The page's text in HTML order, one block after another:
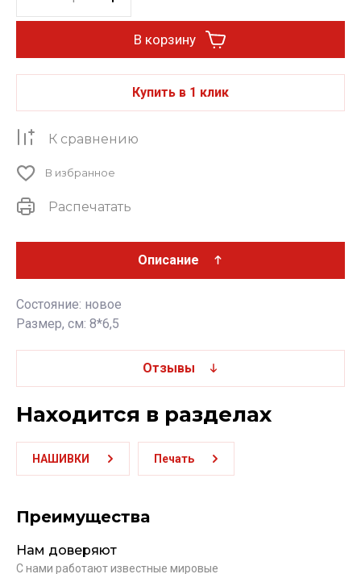
В корзину
Купить в 1 клик
К сравнению
В избранное
Распечатать
Описание
Состояние: новое
Размер, см: 8*6,5
Отзывы
Находится в разделах
НАШИВКИ Печать
Преимущества
Нам доверяют
С нами работают известные мировые